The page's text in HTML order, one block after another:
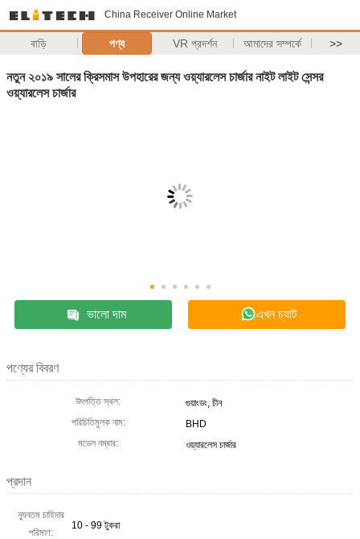
China Receiver Online Market
বাড়ি পণ্য VR প্রদর্শন আমাদের সম্পর্কে >>
নতুন ২০১৯ সালের ক্রিসমাস উপহারের জন্য ওয়্যারলেস চার্জার নাইট লাইট সেন্সর
ওয়্যারলেস চার্জার
ভালো দাম এখন চ্যাট
পণ্যের বিবরণ
উৎপত্তি স্থল:
গুয়াংডং, চীন
পরিচিতিমুলক নাম:
BHD
মডেল নম্বার:
ওয়্যারলেস চার্জার
প্রদান
ন্যূনতম চাহিদার
পরিমাণ:
10 - 99 টুকরা